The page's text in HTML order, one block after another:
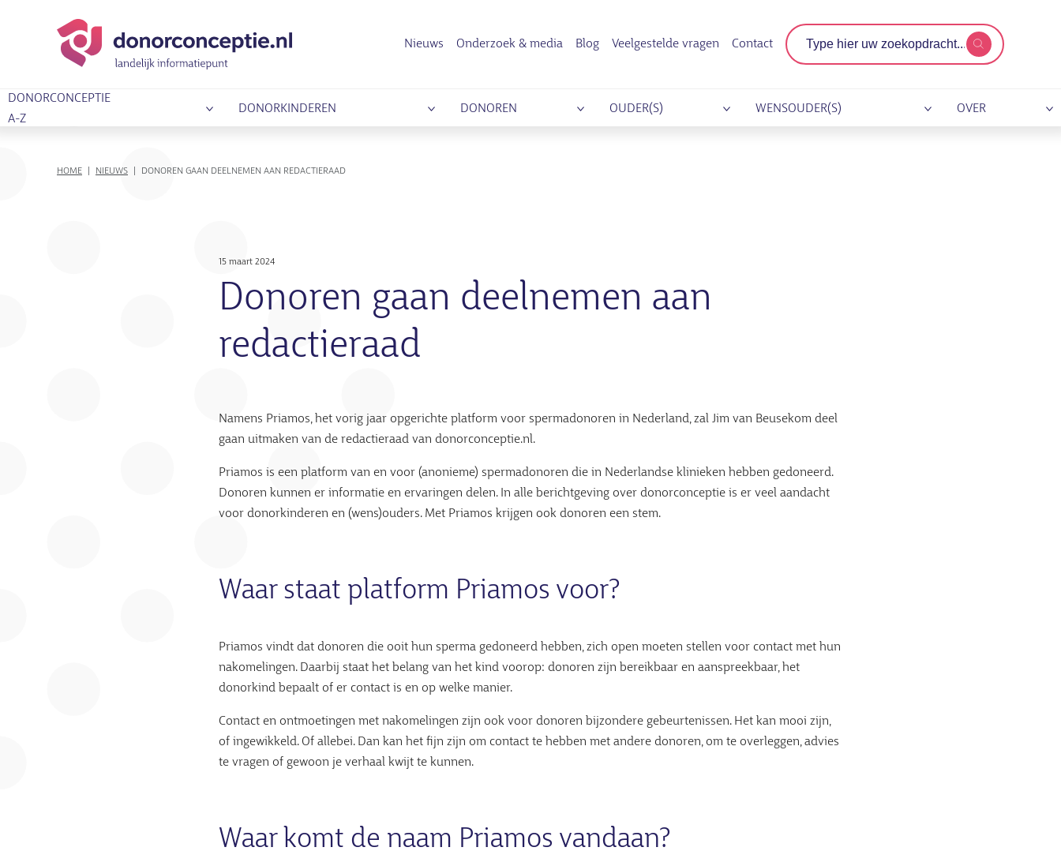
Nieuws Onderzoek & media Blog Veelgestelde vragen Contact
Zoekterm
DONORCONCEPTIE
A-Z
DONORKINDEREN DONOREN OUDER(S) WENSOUDER(S) OVER
KRUIMELPAD
HOME NIEUWS DONOREN GAAN DEELNEMEN AAN REDACTIERAAD
15 maart 2024
Donoren gaan deelnemen aan
redactieraad
Namens Priamos, het vorig jaar opgerichte platform voor spermadonoren in Nederland, zal Jim van Beusekom deel
gaan uitmaken van de redactieraad van donorconceptie.nl.
Priamos is een platform van en voor (anonieme) spermadonoren die in Nederlandse klinieken hebben gedoneerd.
Donoren kunnen er informatie en ervaringen delen. In alle berichtgeving over donorconceptie is er veel aandacht
voor donorkinderen en (wens)ouders. Met Priamos krijgen ook donoren een stem.
Waar staat platform Priamos voor?
Priamos vindt dat donoren die ooit hun sperma gedoneerd hebben, zich open moeten stellen voor contact met hun
nakomelingen. Daarbij staat het belang van het kind voorop: donoren zijn bereikbaar en aanspreekbaar, het
donorkind bepaalt of er contact is en op welke manier.
Contact en ontmoetingen met nakomelingen zijn ook voor donoren bijzondere gebeurtenissen. Het kan mooi zijn,
of ingewikkeld. Of allebei. Dan kan het fijn zijn om contact te hebben met andere donoren, om te overleggen, advies
te vragen of gewoon je verhaal kwijt te kunnen.
Waar komt de naam Priamos vandaan?